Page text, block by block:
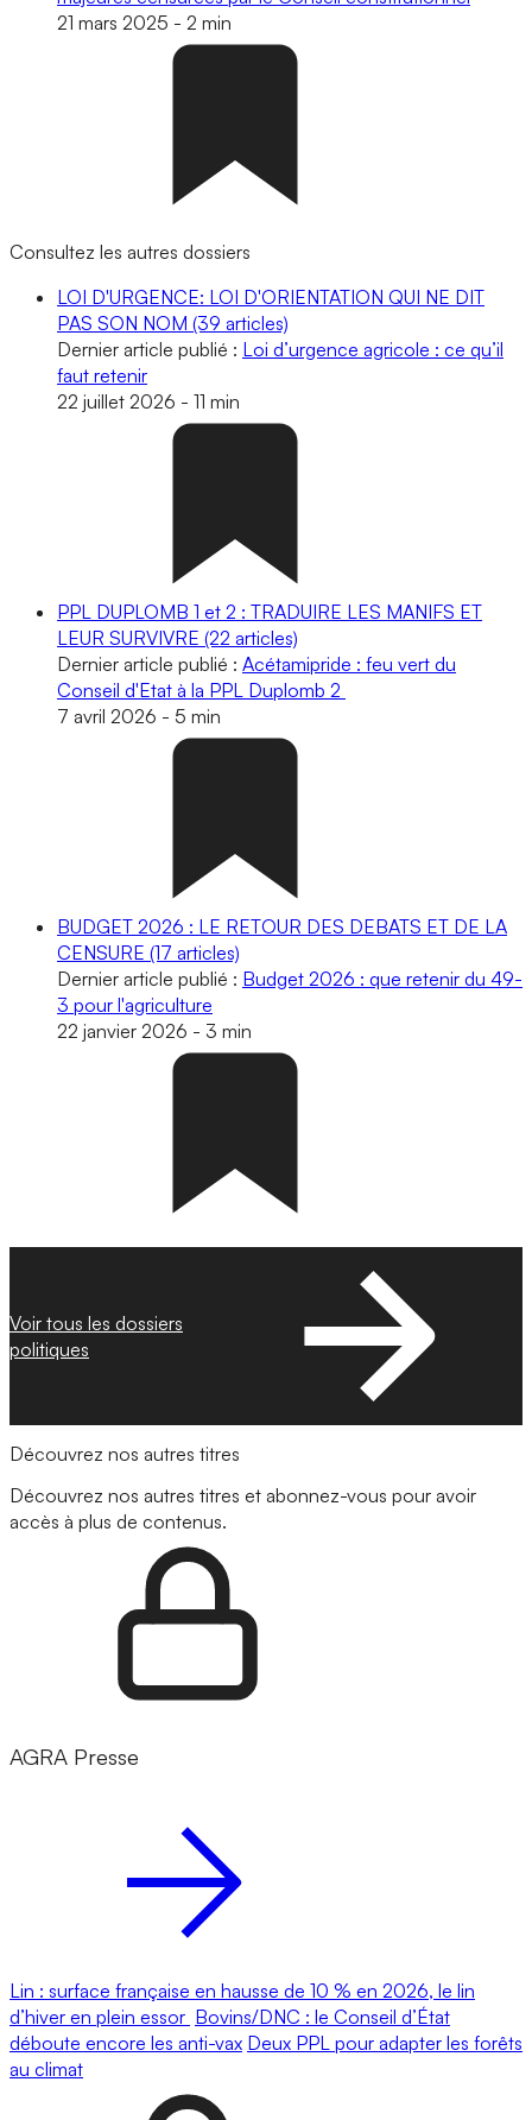
21 mars 2025 - 2 min
Consultez les autres dossiers
LOI D'URGENCE: LOI D'ORIENTATION QUI NE DIT
PAS SON NOM (39 articles)
Dernier article publié : Loi d’urgence agricole : ce qu’il
faut retenir
22 juillet 2026 - 11 min
PPL DUPLOMB 1 et 2 : TRADUIRE LES MANIFS ET
LEUR SURVIVRE (22 articles)
Dernier article publié : Acétamipride : feu vert du
Conseil d'Etat à la PPL Duplomb 2
7 avril 2026 - 5 min
BUDGET 2026 : LE RETOUR DES DEBATS ET DE LA
CENSURE (17 articles)
Dernier article publié : Budget 2026 : que retenir du 49-
3 pour l'agriculture
22 janvier 2026 - 3 min
Voir tous les dossiers
politiques
Découvrez nos autres titres
Découvrez nos autres titres et abonnez-vous pour avoir
accès à plus de contenus.
AGRA Presse
Lin : surface française en hausse de 10 % en 2026, le lin
d’hiver en plein essor Bovins/DNC : le Conseil d’État
déboute encore les anti-vax Deux PPL pour adapter les forêts
au climat